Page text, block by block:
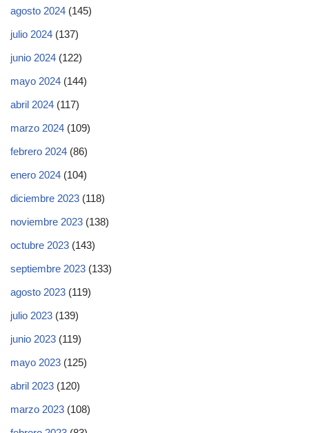
agosto 2024 (145)
julio 2024 (137)
junio 2024 (122)
mayo 2024 (144)
abril 2024 (117)
marzo 2024 (109)
febrero 2024 (86)
enero 2024 (104)
diciembre 2023 (118)
noviembre 2023 (138)
octubre 2023 (143)
septiembre 2023 (133)
agosto 2023 (119)
julio 2023 (139)
junio 2023 (119)
mayo 2023 (125)
abril 2023 (120)
marzo 2023 (108)